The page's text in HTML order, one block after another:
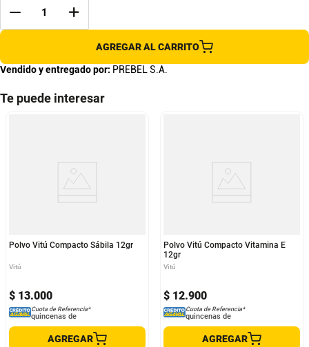
AGREGAR AL CARRITO
Vendido y entregado por: PREBEL S.A.
Te puede interesar
Polvo Vitú Compacto Sábila 12gr
Vitú
$ 13.000
Cuota de Referencia*
quincenas de
AGREGAR
Polvo Vitú Compacto Vitamina E
12gr
Vitú
$ 12.900
Cuota de Referencia*
quincenas de
AGREGAR